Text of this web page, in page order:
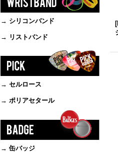
→ シリコンバンド
→ リストバンド
→ セルロース
→ ポリアセタール
→ 缶バッジ